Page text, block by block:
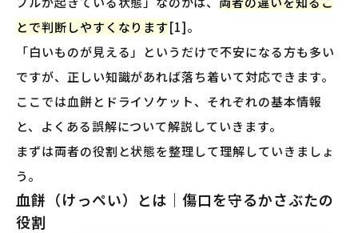
とで判断しやすくなります[1]。
「白いものが見える」というだけで不安になる方も多い
ですが、正しい知識があれば落ち着いて対応できます。
ここでは血餅とドライソケット、それぞれの基本情報
と、よくある誤解について解説していきます。
まずは両者の役割と状態を整理して理解していきましょ
う。
血餅（けっぺい）とは｜傷口を守るかさぶたの
役割